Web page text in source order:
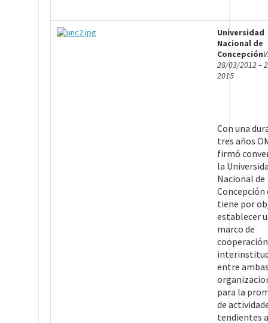
Universidad
Nacional de
Concepción
28/03/2012 –
2015
Con una
tres años
firmó
la
Nacional de
Concepción
tiene por
establecer
marco de
cooperación
entre
para la
de
tendientes a